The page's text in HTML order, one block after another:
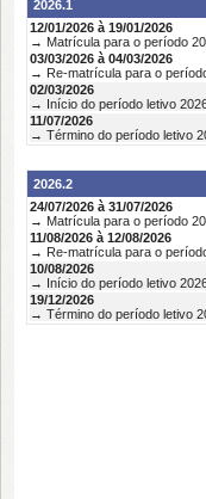
2026.1
12/01/2026 à 19/01/2026
→ Matrícula para o período
03/03/2026 à 04/03/2026
→ Re-matrícula para o
02/03/2026
→ Início do período letivo
11/07/2026
→ Término do período letivo
2026.2
24/07/2026 à 31/07/2026
→ Matrícula para o período
11/08/2026 à 12/08/2026
→ Re-matrícula para o
10/08/2026
→ Início do período letivo
19/12/2026
→ Término do período letivo